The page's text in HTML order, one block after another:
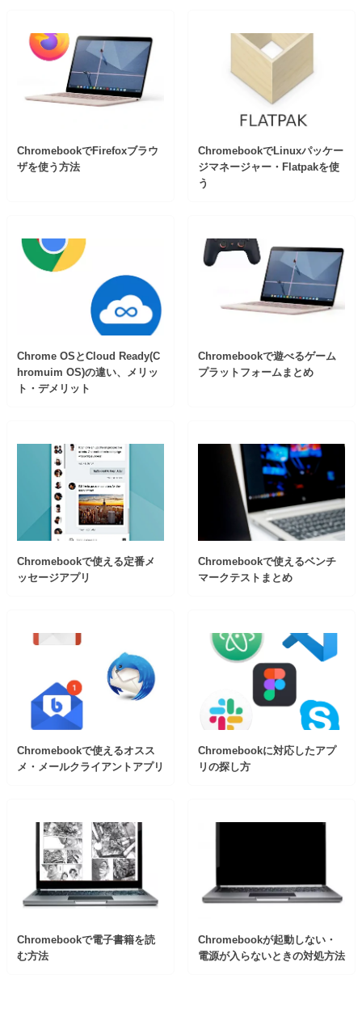
ChromebookでFirefoxブラウ
ザを使う方法
ChromebookでLinuxパッケー
ジマネージャー・Flatpakを使
う
Chrome OSとCloud Ready(C
hromuim OS)の違い、メリッ
ト・デメリット
Chromebookで遊べるゲーム
プラットフォームまとめ
Chromebookで使える定番メ
ッセージアプリ
Chromebookで使えるベンチ
マークテストまとめ
Chromebookで使えるオスス
メ・メールクライアントアプリ
Chromebookに対応したアプ
リの探し方
Chromebookで電子書籍を読
む方法
Chromebookが起動しない・
電源が入らないときの対処方法